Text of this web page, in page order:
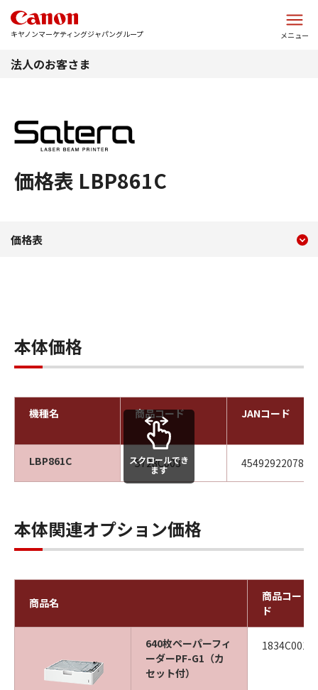
キヤノンマーケティングジャパングループ メニュー
法人のお客さま
価格表 LBP861C
価格表
本体価格
機種名 商品コード JANコード
LBP861C 5728C003 4549292207897
スクロールでき
ます
本体関連オプション価格
商品名
商品コー
ド
640枚ペーパーフィ
ーダーPF-G1（カ
セット付）
1834C001